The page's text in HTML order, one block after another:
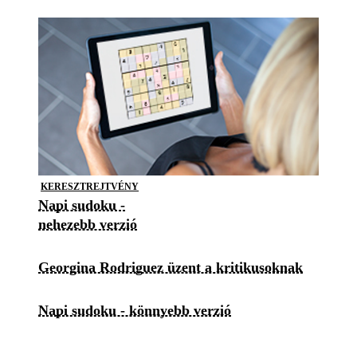
KERESZTREJTVÉNY
Napi sudoku -
nehezebb verzió
Georgina Rodriguez üzent a kritikusoknak
Napi sudoku - könnyebb verzió